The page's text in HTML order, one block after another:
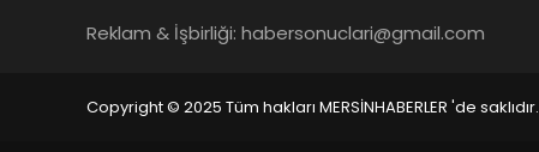
Reklam & İşbirliği: habersonuclari@gmail.com
Copyright © 2025 Tüm hakları MERSİNHABERLER 'de saklıdır.